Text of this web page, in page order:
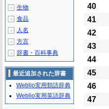
40
41
42
43
44
45
46
47
＋ 生物
＋ 食品
＋ 人名
＋ 方言
＋ 辞書・百科事典
最近追加された辞書
Weblio実用類語辞典
Weblio実用英語辞典